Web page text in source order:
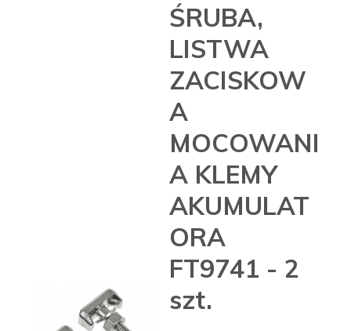
ŚRUBA,
LISTWA
ZACISKOW
A
MOCOWANI
A KLEMY
AKUMULAT
ORA
FT9741 - 2
szt.